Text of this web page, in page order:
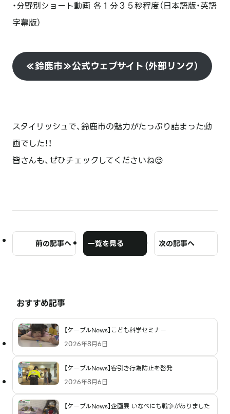
・分野別ショート動画 各１分３５秒程度（日本語版・英語
字幕版）
≪鈴鹿市≫公式ウェブサイト（外部リンク）
スタイリッシュで、鈴鹿市の魅力がたっぷり詰まった動
画でした！！
皆さんも、ぜひチェックしてくださいね😌
前の記事へ 一覧を見る 次の記事へ
おすすめ記事
【ケーブルNews】こども科学セミナー
2026年8月6日
【ケーブルNews】客引き行為防止を啓発
2026年8月6日
【ケーブルNews】企画展 いなべにも戦争がありました